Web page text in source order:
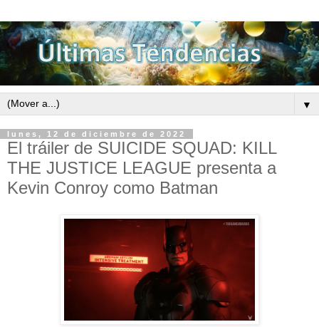
▼
lunes, 12 de diciembre de 2022
El tráiler de SUICIDE SQUAD: KILL
THE JUSTICE LEAGUE presenta a
Kevin Conroy como Batman